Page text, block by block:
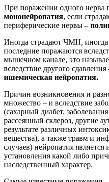
При поражении одного нерва
мононейропатия, если
периферические нервы –
Иногда страдают ЧМН,
последние поражаются
мышечном канале, это
вследствие другого сдавления
ишемическая нейропатия.
Причин возникновения и
множество – и вследствие
(сахарный диабет,
рассеянный склероз, другие
результате различных
вещества), а также травм и
случаев) нейропатия является
установления какой либо
наследственный характер.